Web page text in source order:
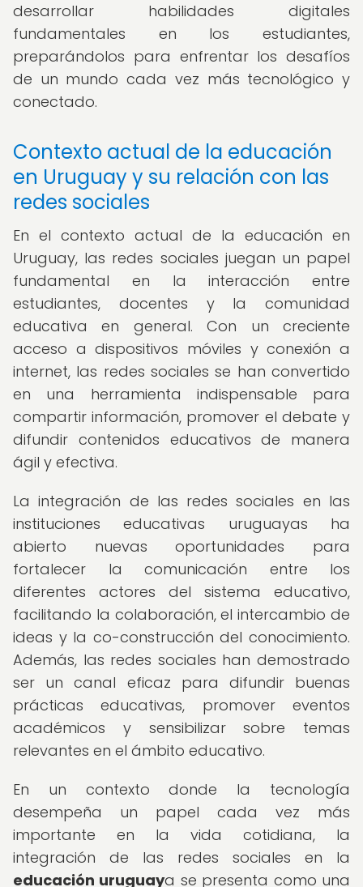
desarrollar habilidades digitales
fundamentales en los estudiantes,
preparándolos para enfrentar los desafíos
de un mundo cada vez más tecnológico y
conectado.
Contexto actual de la educación
en Uruguay y su relación con las
redes sociales
En el contexto actual de la educación en
Uruguay, las redes sociales juegan un papel
fundamental en la interacción entre
estudiantes, docentes y la comunidad
educativa en general. Con un creciente
acceso a dispositivos móviles y conexión a
internet, las redes sociales se han convertido
en una herramienta indispensable para
compartir información, promover el debate y
difundir contenidos educativos de manera
ágil y efectiva.
La integración de las redes sociales en las
instituciones educativas uruguayas ha
abierto nuevas oportunidades para
fortalecer la comunicación entre los
diferentes actores del sistema educativo,
facilitando la colaboración, el intercambio de
ideas y la co-construcción del conocimiento.
Además, las redes sociales han demostrado
ser un canal eficaz para difundir buenas
prácticas educativas, promover eventos
académicos y sensibilizar sobre temas
relevantes en el ámbito educativo.
En un contexto donde la tecnología
desempeña un papel cada vez más
importante en la vida cotidiana, la
integración de las redes sociales en la
educación uruguaya se presenta como una